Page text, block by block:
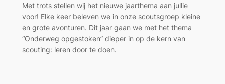
Met trots stellen wij het nieuwe jaarthema aan jullie
voor! Elke keer beleven we in onze scoutsgroep kleine
en grote avonturen. Dit jaar gaan we met het thema
“Onderweg opgestoken” dieper in op de kern van
scouting: leren door te doen.